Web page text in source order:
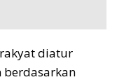
diatur
berdasarkan